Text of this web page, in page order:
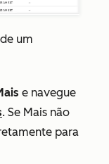
um
e navegue
. Se Mais não
para